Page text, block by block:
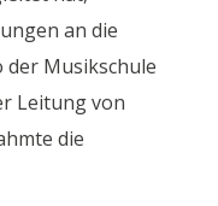
an die
Musikschule
Leitung von
die